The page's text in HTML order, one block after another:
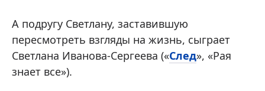
А подругу Светлану, заставившую
пересмотреть взгляды на жизнь, сыграет
Светлана Иванова-Сергеева («След», «Рая
знает все»).